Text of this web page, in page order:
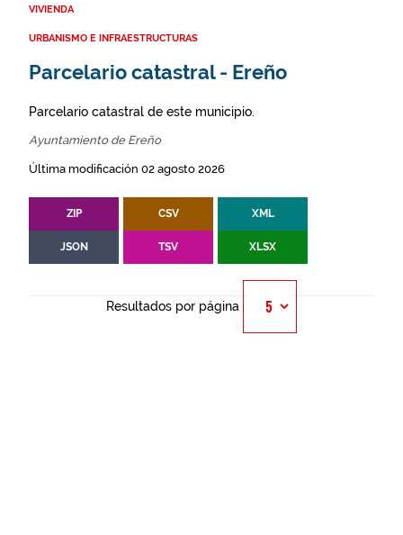
VIVIENDA
URBANISMO E INFRAESTRUCTURAS
Parcelario catastral - Ereño
Parcelario catastral de este municipio.
Ayuntamiento de Ereño
Última modificación 02 agosto 2026
ZIP CSV XML
JSON TSV XLSX
Resultados por página